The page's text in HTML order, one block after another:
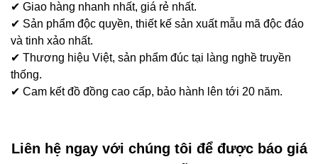
✔ Giao hàng nhanh nhất, giá rẻ nhất.
✔ Sản phẩm độc quyền, thiết kế sản xuất mẫu mã độc đáo
và tinh xảo nhất.
✔ Thương hiệu Việt, sản phẩm đúc tại làng nghề truyền
thống.
✔ Cam kết đồ đồng cao cấp, bảo hành lên tới 20 năm.
Liên hệ ngay với chúng tôi để được báo giá